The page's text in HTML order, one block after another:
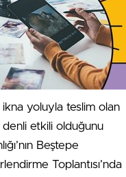
ikna yoluyla teslim olan
denli etkili olduğunu
Beştepe
Toplantısı’nda